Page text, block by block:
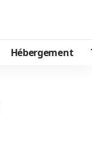
Hébergement